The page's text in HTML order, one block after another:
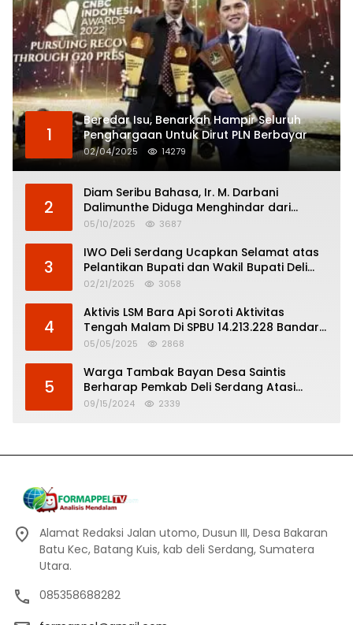
1
Beredar Isu, Benarkah Hampir Seluruh
Penghargaan Untuk Dirut PLN Berbayar
02/04/2025 14279
2
Diam Seribu Bahasa, Ir. M. Darbani
Dalimunthe Diduga Menghindar dari
Pertanggungjawaban Politik
05/10/2025 3687
3
IWO Deli Serdang Ucapkan Selamat atas
Pelantikan Bupati dan Wakil Bupati Deli
Serdang
02/21/2025 3058
4
Aktivis LSM Bara Api Soroti Aktivitas
Tengah Malam Di SPBU 14.213.228 Bandar
Tinggi
05/05/2025 2868
5
Warga Tambak Bayan Desa Saintis
Berharap Pemkab Deli Serdang Atasi
Banjir
09/15/2024 2339
Alamat Redaksi Jalan utomo, Dusun III, Desa Bakaran
Batu Kec, Batang Kuis, kab deli Serdang, Sumatera
Utara.
085358688282